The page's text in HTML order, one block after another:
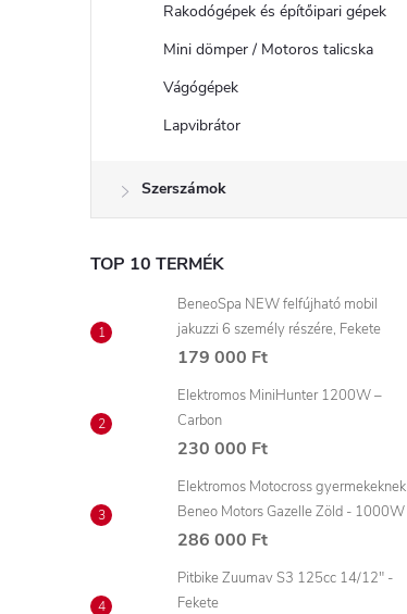
Rakodógépek és építőipari gépek
Mini dömper / Motoros talicska
Vágógépek
Lapvibrátor
Szerszámok
TOP 10 TERMÉK
BeneoSpa NEW felfújható mobil
jakuzzi 6 személy részére, Fekete
179 000 Ft
Elektromos MiniHunter 1200W –
Carbon
230 000 Ft
Elektromos Motocross gyermekeknek
Beneo Motors Gazelle Zöld - 1000W
286 000 Ft
Pitbike Zuumav S3 125cc 14/12" -
Fekete